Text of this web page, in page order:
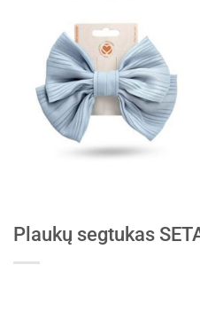
Plaukų segtukas